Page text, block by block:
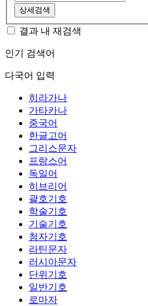
상세검색
결과 내 재검색
인기 검색어
다국어 입력
히라가나
가타카나
중국어
한글고어
그리스문자
프랑스어
독일어
히브리어
괄호기호
학술기호
기술기호
첨자기호
라틴문자
러시아문자
단위기호
일반기호
로마자